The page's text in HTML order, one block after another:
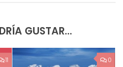
GUSTAR...
11 0